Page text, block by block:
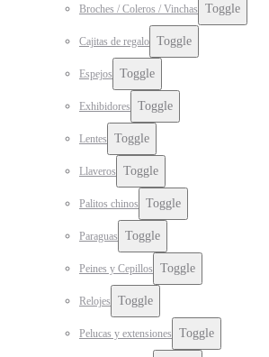
Broches / Coleros / Vinchas Toggle
Cajitas de regalo Toggle
Espejos Toggle
Exhibidores Toggle
Lentes Toggle
Llaveros Toggle
Palitos chinos Toggle
Paraguas Toggle
Peines y Cepillos Toggle
Relojes Toggle
Pelucas y extensiones Toggle